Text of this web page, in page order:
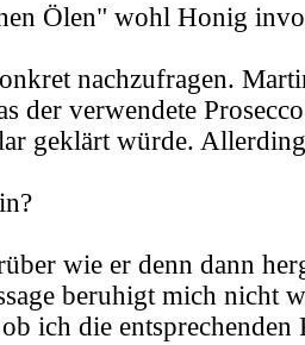
Ölen" wohl Honig
nachzufragen.
der verwendete
geklärt würde.
wie er denn dann
beruhigt mich nicht
ich die entsprechenden